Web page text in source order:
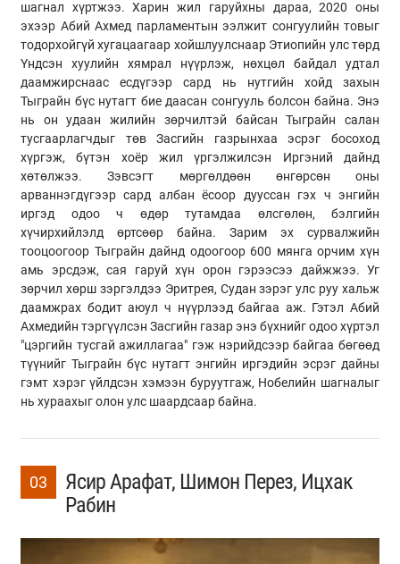
шагнал хүртжээ. Харин жил гаруйхны дараа, 2020 оны
эхээр Абий Ахмед парламентын ээлжит сонгуулийн товыг
тодорхойгүй хугацаагаар хойшлуулснаар Этиопийн улс төрд
Үндсэн хуулийн хямрал нүүрлэж, нөхцөл байдал удтал
даамжирснаас есдүгээр сард нь нутгийн хойд захын
Тыграйн бүс нутагт бие даасан сонгууль болсон байна. Энэ
нь он удаан жилийн зөрчилтэй байсан Тыграйн салан
тусгаарлагчдыг төв Засгийн газрынхаа эсрэг босоход
хүргэж, бүтэн хоёр жил үргэлжилсэн Иргэний дайнд
хөтөлжээ. Зэвсэгт мөргөлдөөн өнгөрсөн оны
арваннэгдүгээр сард албан ёсоор дууссан гэх ч энгийн
иргэд одоо ч өдөр тутамдаа өлсгөлөн, бэлгийн
хүчирхийлэлд өртсөөр байна. Зарим эх сурвалжийн
тооцоогоор Тыграйн дайнд одоогоор 600 мянга орчим хүн
амь эрсдэж, сая гаруй хүн орон гэрээсээ дайжжээ. Уг
зөрчил хөрш зэргэлдээ Эритрея, Судан зэрэг улс руу хальж
даамжрах бодит аюул ч нүүрлээд байгаа аж. Гэтэл Абий
Ахмедийн тэргүүлсэн Засгийн газар энэ бүхнийг одоо хүртэл
"цэргийн тусгай ажиллагаа" гэж нэрийдсээр байгаа бөгөөд
түүнийг Тыграйн бүс нутагт энгийн иргэдийн эсрэг дайны
гэмт хэрэг үйлдсэн хэмээн буруутгаж, Нобелийн шагналыг
нь хураахыг олон улс шаардсаар байна.
03
Ясир Арафат, Шимон Перез, Ицхак
Рабин